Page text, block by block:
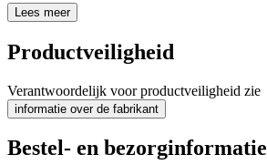
Lees meer
Productveiligheid
Verantwoordelijk voor productveiligheid zie
informatie over de fabrikant
Bestel- en bezorginformatie